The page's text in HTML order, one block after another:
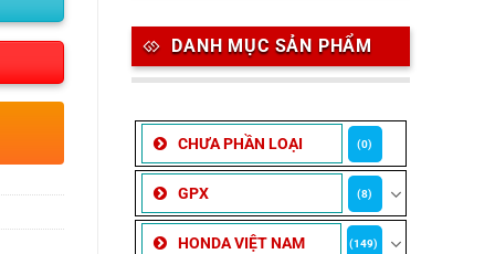
DANH MỤC SẢN PHẨM
CHƯA PHẦN LOẠI (0)
GPX (8)
HONDA VIỆT NAM (149)